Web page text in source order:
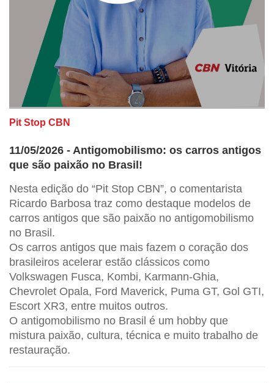
Pit Stop CBN
11/05/2026 - Antigomobilismo: os carros antigos
que são paixão no Brasil!
Nesta edição do “Pit Stop CBN”, o comentarista
Ricardo Barbosa traz como destaque modelos de
carros antigos que são paixão no antigomobilismo
no Brasil.
Os carros antigos que mais fazem o coração dos
brasileiros acelerar estão clássicos como
Volkswagen Fusca, Kombi, Karmann-Ghia,
Chevrolet Opala, Ford Maverick, Puma GT, Gol GTI,
Escort XR3, entre muitos outros.
O antigomobilismo no Brasil é um hobby que
mistura paixão, cultura, técnica e muito trabalho de
restauração.